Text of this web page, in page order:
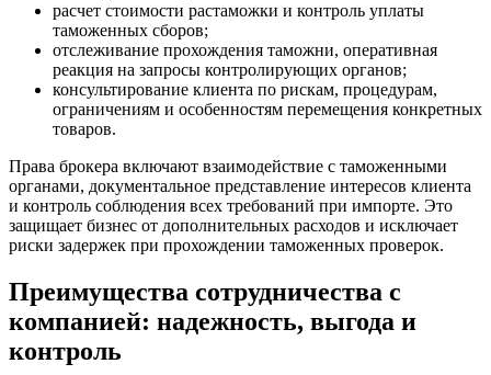
расчет стоимости растаможки и контроль уплаты
таможенных сборов;
отслеживание прохождения таможни, оперативная
реакция на запросы контролирующих органов;
консультирование клиента по рискам, процедурам,
ограничениям и особенностям перемещения конкретных
товаров.
Права брокера включают взаимодействие с таможенными
органами, документальное представление интересов клиента
и контроль соблюдения всех требований при импорте. Это
защищает бизнес от дополнительных расходов и исключает
риски задержек при прохождении таможенных проверок.
Преимущества сотрудничества с
компанией: надежность, выгода и
контроль